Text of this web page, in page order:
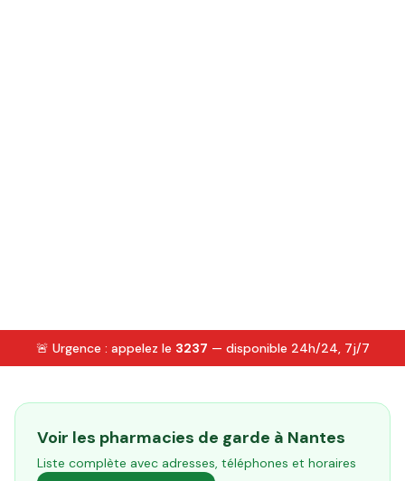
🚨 Urgence : appelez le 3237 — disponible 24h/24, 7j/7
Voir les pharmacies de garde à Nantes
Liste complète avec adresses, téléphones et horaires